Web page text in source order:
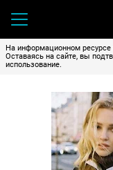
На информационном
Оставаясь на сайте, вы
использование.